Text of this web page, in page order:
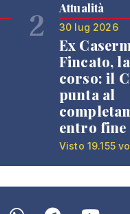
2 Attualità
30 lug 2026
Ex
Fincato,
corso: il
punta al
entro fine
Visto 19.155